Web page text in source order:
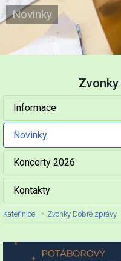
Novinky
Informace
Novinky
Koncerty 2026
Kontakty
Kateřinice Zvonky Dobré zprávy